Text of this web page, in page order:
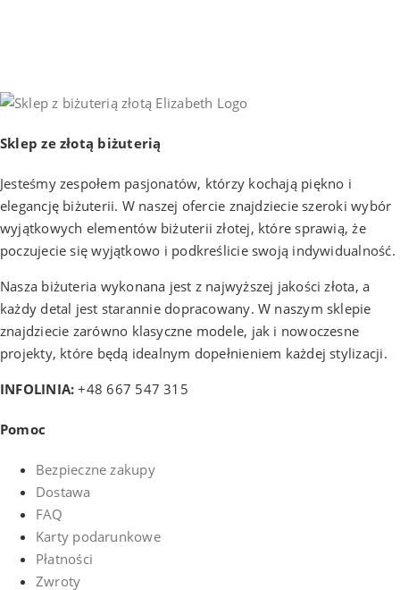
Sklep ze złotą biżuterią
Jesteśmy zespołem pasjonatów, którzy kochają piękno i
elegancję biżuterii. W naszej ofercie znajdziecie szeroki wybór
wyjątkowych elementów biżuterii złotej, które sprawią, że
poczujecie się wyjątkowo i podkreślicie swoją indywidualność.
Nasza biżuteria wykonana jest z najwyższej jakości złota, a
każdy detal jest starannie dopracowany. W naszym sklepie
znajdziecie zarówno klasyczne modele, jak i nowoczesne
projekty, które będą idealnym dopełnieniem każdej stylizacji.
INFOLINIA: +48 667 547 315
Pomoc
Bezpieczne zakupy
Dostawa
FAQ
Karty podarunkowe
Płatności
Zwroty